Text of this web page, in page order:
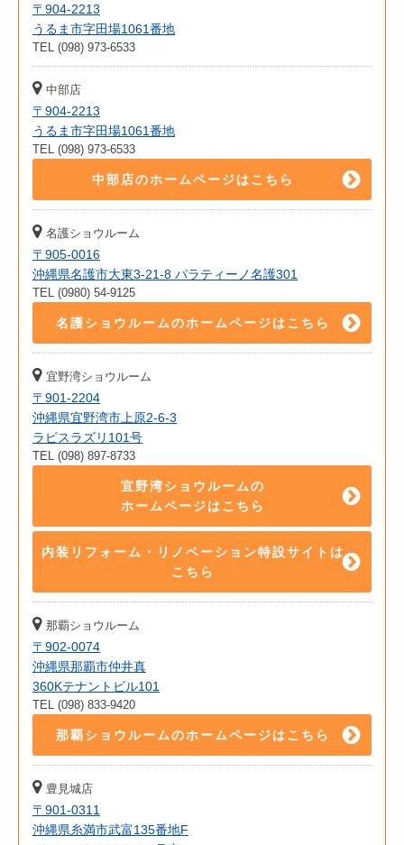
〒904-2213
うるま市字田場1061番地
TEL (098) 973-6533
中部店
〒904-2213
うるま市字田場1061番地
TEL (098) 973-6533
中部店のホームページはこちら
名護ショウルーム
〒905-0016
沖縄県名護市大東3-21-8 パラティーノ名護301
TEL (0980) 54-9125
名護ショウルームのホームページはこちら
宜野湾ショウルーム
〒901-2204
沖縄県宜野湾市上原2-6-3
ラピスラズリ101号
TEL (098) 897-8733
宜野湾ショウルームの
ホームページはこちら
内装リフォーム・リノベーション特設サイトは
こちら
那覇ショウルーム
〒902-0074
沖縄県那覇市仲井真
360Kテナントビル101
TEL (098) 833-9420
那覇ショウルームのホームページはこちら
豊見城店
〒901-0311
沖縄県糸満市武富135番地F